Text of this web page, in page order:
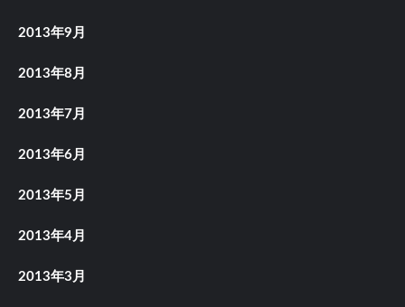
2013年9月
2013年8月
2013年7月
2013年6月
2013年5月
2013年4月
2013年3月